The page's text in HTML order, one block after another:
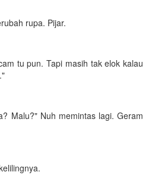
rupa. Pijar.
tu pun. Tapi masih tak elok kalau
Malu?" Nuh memintas lagi. Geram